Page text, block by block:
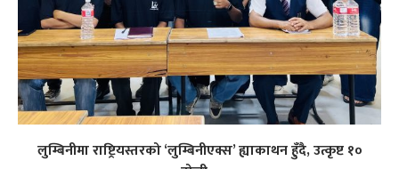
लुम्बिनीमा राष्ट्रियस्तरको ‘लुम्बिनीएक्स’ ह्याकाथन हुँदै, उत्कृष्ट १०